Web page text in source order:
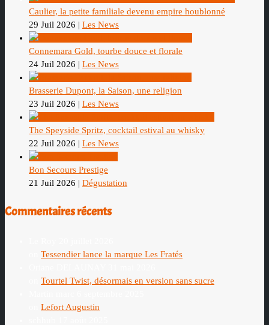
Caulier, la petite familiale devenu empire houblonné
29 Juil 2026 | Les News
Connemara Gold, tourbe douce et florale
24 Juil 2026 | Les News
Brasserie Dupont, la Saison, une religion
23 Juil 2026 | Les News
The Speyside Spritz, cocktail estival au whisky
22 Juil 2026 | Les News
Bon Secours Prestige
21 Juil 2026 | Dégustation
Commentaires récents
Tessendier lance la marque Les Fratés
Tourtel Twist, désormais en version sans sucre
Lefort Augustin